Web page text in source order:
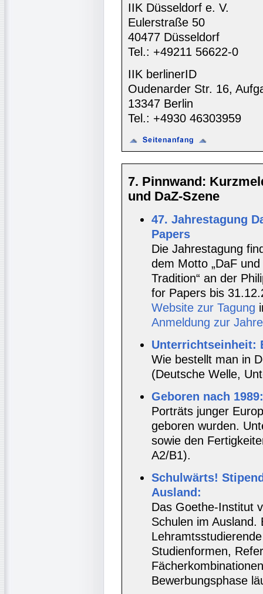
IIK Düsseldorf e. V.
Eulerstraße 50
40477 Düsseldorf
Tel.: +49211 56622-0
IIK berlinerID
Oudenarder Str. 16,
13347 Berlin
Tel.: +4930 46303959
7. Pinnwand:
und DaZ-Szene
47. Jahrestagung
Papers
Die Jahrestagung
dem Motto „DaF
Tradition“ an der
for Papers bis
Website zur Tagung
Anmeldung zur
Unterrichtseinheit:
Wie bestellt man in
(Deutsche Welle,
Geboren nach 1989:
Porträts junger
geboren wurden.
sowie den
A2/B1).
Schulwärts!
Ausland:
Das Goethe-Institut
Schulen im Ausland.
Studienformen,
Bewerbungsphase